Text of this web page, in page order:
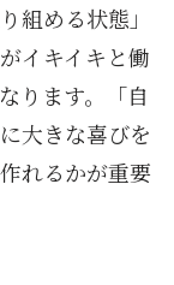
組める状態」
イキイキと働
ります。「自
大きな喜びを
れるかが重要